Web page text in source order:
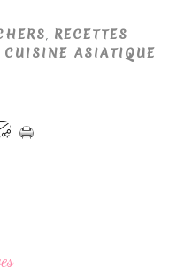
, RECETTES
CUISINE ASIATIQUE